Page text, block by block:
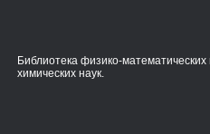
Библиотека физико-математических
химических наук.